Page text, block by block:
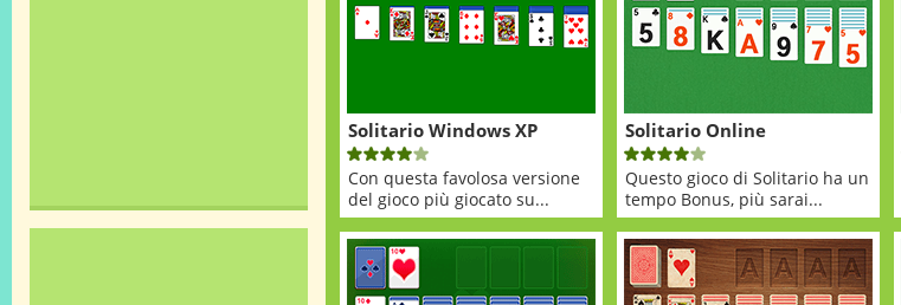
Solitario Windows XP
Con questa favolosa versione
del gioco più giocato su...
Solitario Online
Questo gioco di Solitario ha un
tempo Bonus, più sarai...